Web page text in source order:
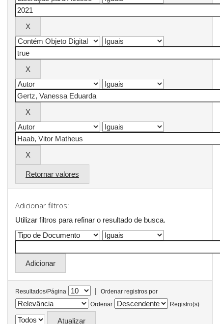
Retornar valores
Adicionar filtros:
Utilizar filtros para refinar o resultado de busca.
Resultados/Página |
Ordenar registros por
Ordenar
Registro(s)